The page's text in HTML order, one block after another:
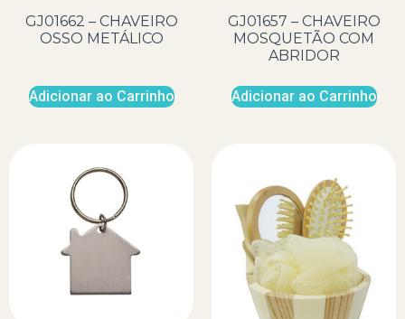
GJ01662 – CHAVEIRO
OSSO METÁLICO
Adicionar ao Carrinho
GJ01657 – CHAVEIRO
MOSQUETÃO COM
ABRIDOR
Adicionar ao Carrinho